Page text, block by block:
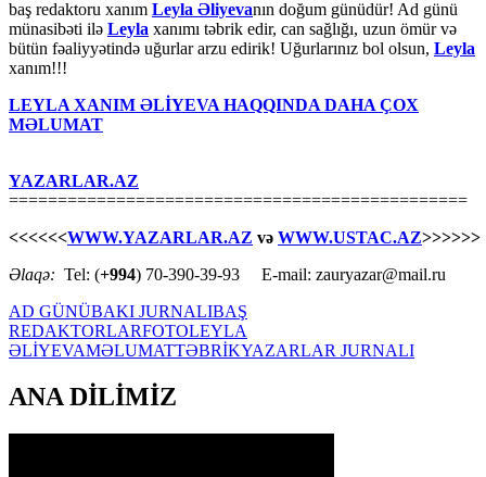
baş redaktoru xanım Leyla Əliyevanın doğum günüdür! Ad günü
münasibəti ilə Leyla xanımı təbrik edir, can sağlığı, uzun ömür və
bütün fəaliyyətində uğurlar arzu edirik! Uğurlarınız bol olsun, Leyla
xanım!!!
LEYLA XANIM ƏLİYEVA HAQQINDA DAHA ÇOX
MƏLUMAT
YAZARLAR.AZ
===============================================
<<<<<<WWW.YAZARLAR.AZ və WWW.USTAC.AZ>>>>>>
Əlaqə: Tel: (+994) 70-390-39-93 E-mail: zauryazar@mail.ru
AD GÜNÜBAKI JURNALIBAŞ
REDAKTORLARFOTOLEYLA
ƏLİYEVAMƏLUMATTƏBRİKYAZARLAR JURNALI
ANA DİLİMİZ